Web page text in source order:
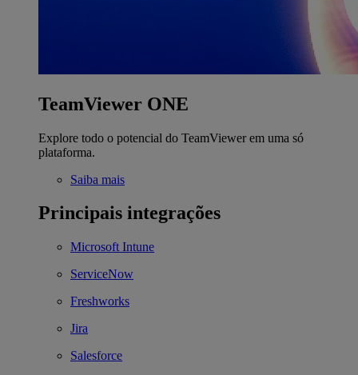
TeamViewer ONE
Explore todo o potencial do TeamViewer em uma só
plataforma.
Saiba mais
Principais integrações
Microsoft Intune
ServiceNow
Freshworks
Jira
Salesforce